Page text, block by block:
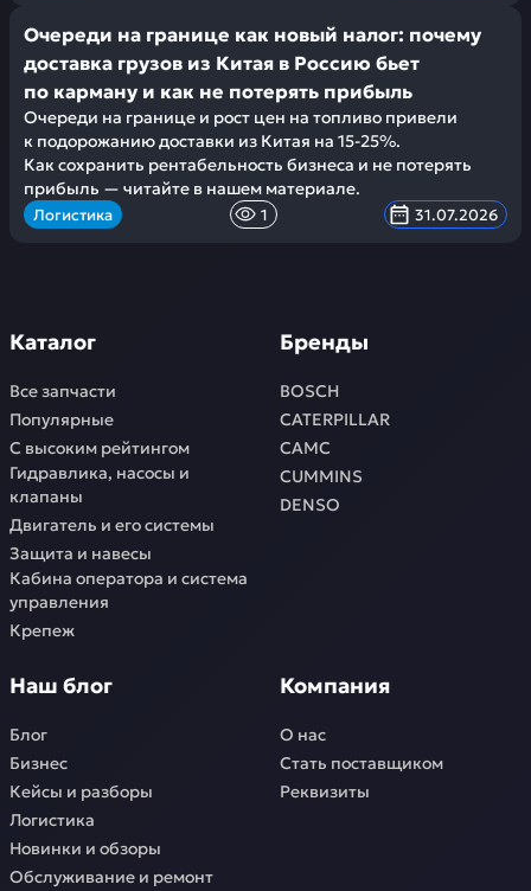
Очереди на границе как новый налог: почему
доставка грузов из Китая в Россию бьет
по карману и как не потерять прибыль
Очереди на границе и рост цен на топливо привели
к подорожанию доставки из Китая на 15-25%.
Как сохранить рентабельность бизнеса и не потерять
прибыль — читайте в нашем материале.
Логистика 1 31.07.2026
Каталог
Все запчасти
Популярные
С высоким рейтингом
Гидравлика, насосы и
клапаны
Двигатель и его системы
Защита и навесы
Кабина оператора и система
управления
Крепеж
Бренды
BOSCH
CATERPILLAR
CAMC
CUMMINS
DENSO
Наш блог
Блог
Бизнес
Кейсы и разборы
Логистика
Новинки и обзоры
Обслуживание и ремонт
Компания
О нас
Стать поставщиком
Реквизиты